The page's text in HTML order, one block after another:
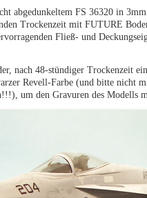
abgedunkeltem FS 36320 in
Trockenzeit mit FUTURE
Fließ- und
nach 48-stündiger Trockenzeit
Revell-Farbe (und bitte nicht
um den Gravuren des Modells